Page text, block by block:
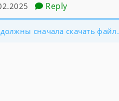
Reply
сначала скачать файл.